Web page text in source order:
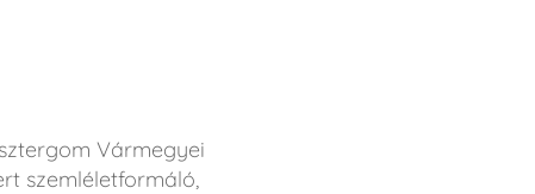
Vármegyei
szemléletformáló,